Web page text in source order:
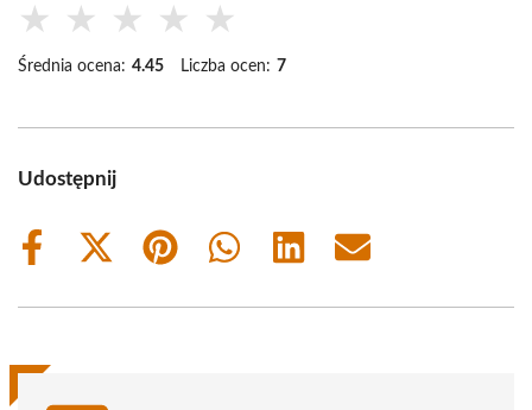
★ ★ ★ ★ ★
Średnia ocena: 4.45 Liczba ocen: 7
Udostępnij
Share
Share
(Twitter)
Share
Share
Share
Share